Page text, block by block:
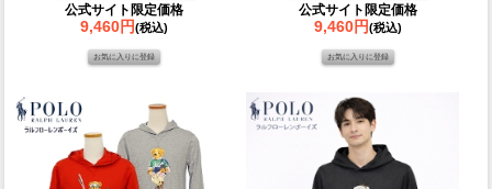
公式サイト限定価格
9,460円(税込)
公式サイト限定価格
9,460円(税込)